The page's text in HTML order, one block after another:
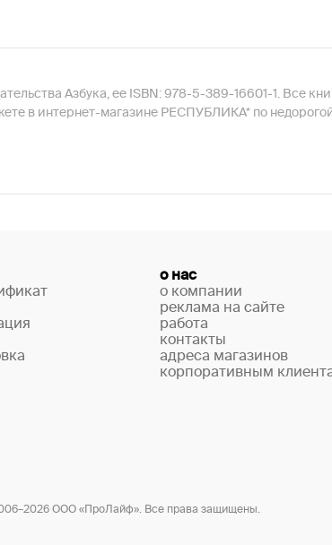
Азбука, ее ISBN: 978-5-389-16601-1. Все
в интернет-магазине РЕСПУБЛИКА* по недорогой
о нас
о компании
реклама на сайте
работа
контакты
адреса магазинов
корпоративным
ООО «ПроЛайф». Все права защищены.